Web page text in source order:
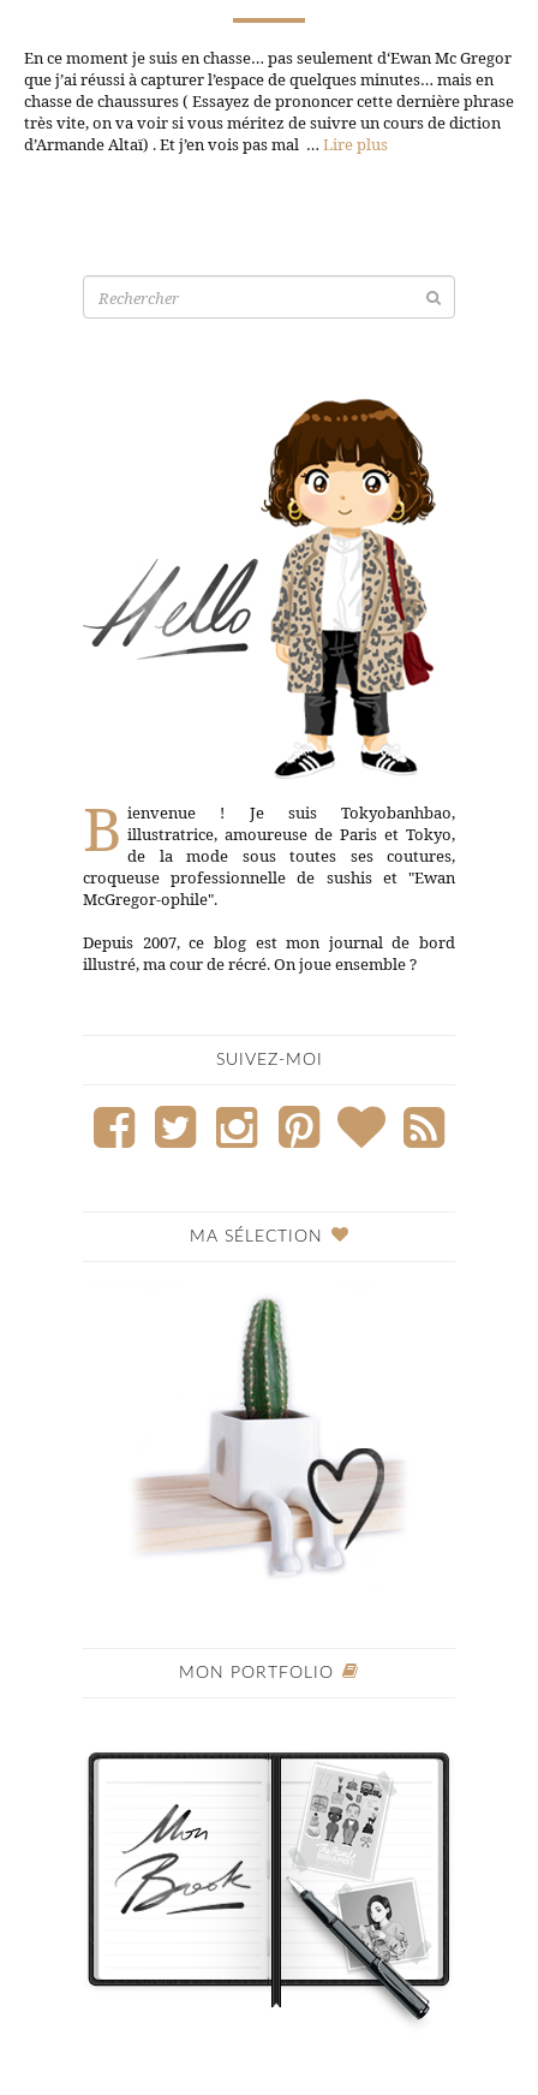
En ce moment je suis en chasse… pas seulement d‘Ewan Mc Gregor
que j’ai réussi à capturer l’espace de quelques minutes… mais en
chasse de chaussures ( Essayez de prononcer cette dernière phrase
très vite, on va voir si vous méritez de suivre un cours de diction
d’Armande Altaï) . Et j’en vois pas mal … Lire plus
Recherche
pour:
B ienvenue ! Je suis Tokyobanhbao,
illustratrice, amoureuse de Paris et Tokyo,
de la mode sous toutes ses coutures,
croqueuse professionnelle de sushis et "Ewan
McGregor-ophile".
Depuis 2007, ce blog est mon journal de bord
illustré, ma cour de récré. On joue ensemble ?
SUIVEZ-MOI
MA SÉLECTION
MON PORTFOLIO